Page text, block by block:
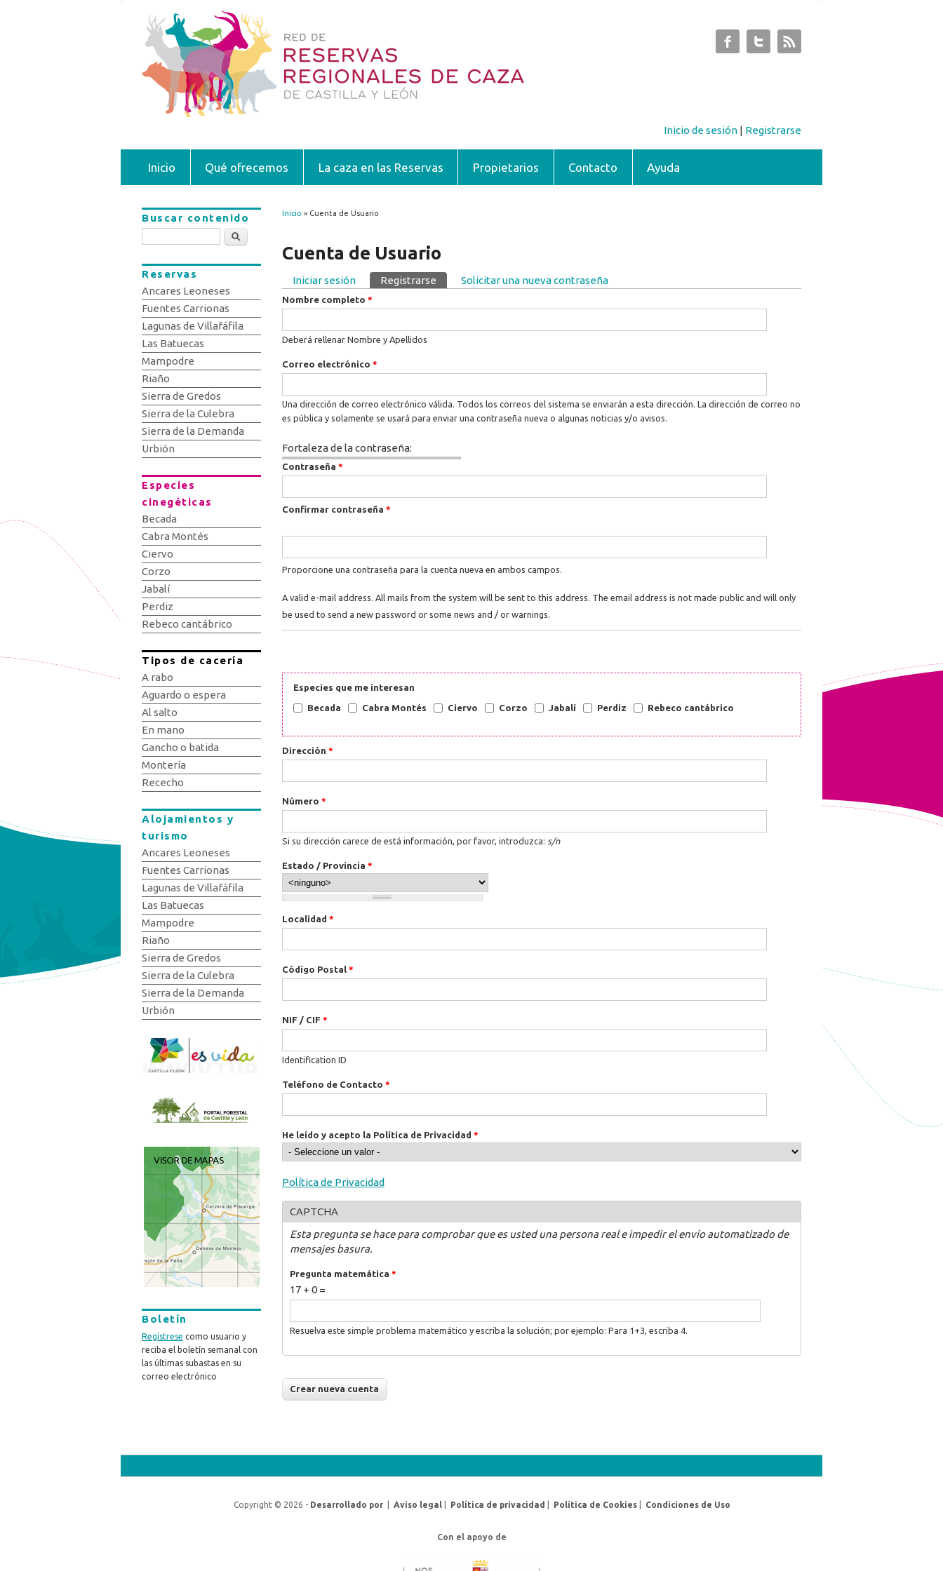
Inicio de sesión | Registrarse
Inicio Qué ofrecemos La caza en las Reservas Propietarios Contacto Ayuda
Se encuentra usted aquí
Inicio » Cuenta de Usuario
Cuenta de Usuario
Solapas principales
Iniciar sesión Registrarse (solapa activa)
Solicitar una nueva contraseña
Nombre completo *
Deberá rellenar Nombre y Apellidos
Correo electrónico *
Una dirección de correo electrónico válida. Todos los correos del sistema se enviarán a esta dirección. La dirección de correo no
es pública y solamente se usará para enviar una contraseña nueva o algunas noticias y/o avisos.
Fortaleza de la contraseña:
Contraseña *
Confirmar contraseña *
Proporcione una contraseña para la cuenta nueva en ambos campos.
A valid e-mail address. All mails from the system will be sent to this address. The email address is not made public and will only
be used to send a new password or some news and / or warnings.
Especies que me interesan
Becada Cabra Montés Ciervo Corzo Jabalí Perdiz Rebeco cantábrico
Dirección *
Número *
Si su dirección carece de está información, por favor, introduzca: s/n
Estado / Provincia *
Localidad *
Código Postal *
NIF / CIF *
Identification ID
Teléfono de Contacto *
He leído y acepto la Política de Privacidad *
Política de Privacidad
CAPTCHA
Esta pregunta se hace para comprobar que es usted una persona real e impedir el envío automatizado de
mensajes basura.
Pregunta matemática *
17 + 0 =
Resuelva este simple problema matemático y escriba la solución; por ejemplo: Para 1+3, escriba 4.
Buscar contenido
Buscar
Reservas
Ancares Leoneses
Fuentes Carrionas
Lagunas de Villafáfila
Las Batuecas
Mampodre
Riaño
Sierra de Gredos
Sierra de la Culebra
Sierra de la Demanda
Urbión
Especies
cinegéticas
Becada
Cabra Montés
Ciervo
Corzo
Jabalí
Perdiz
Rebeco cantábrico
Tipos de cacería
A rabo
Aguardo o espera
Al salto
En mano
Gancho o batida
Montería
Rececho
Alojamientos y
turismo
Ancares Leoneses
Fuentes Carrionas
Lagunas de Villafáfila
Las Batuecas
Mampodre
Riaño
Sierra de Gredos
Sierra de la Culebra
Sierra de la Demanda
Urbión
Boletín
Regístrese como usuario y
reciba el boletín semanal con
las últimas subastas en su
correo electrónico
Copyright © 2026 - Desarrollado por| Aviso legal Política de privacidad Política de Cookies| Condiciones de Uso
Con el apoyo de